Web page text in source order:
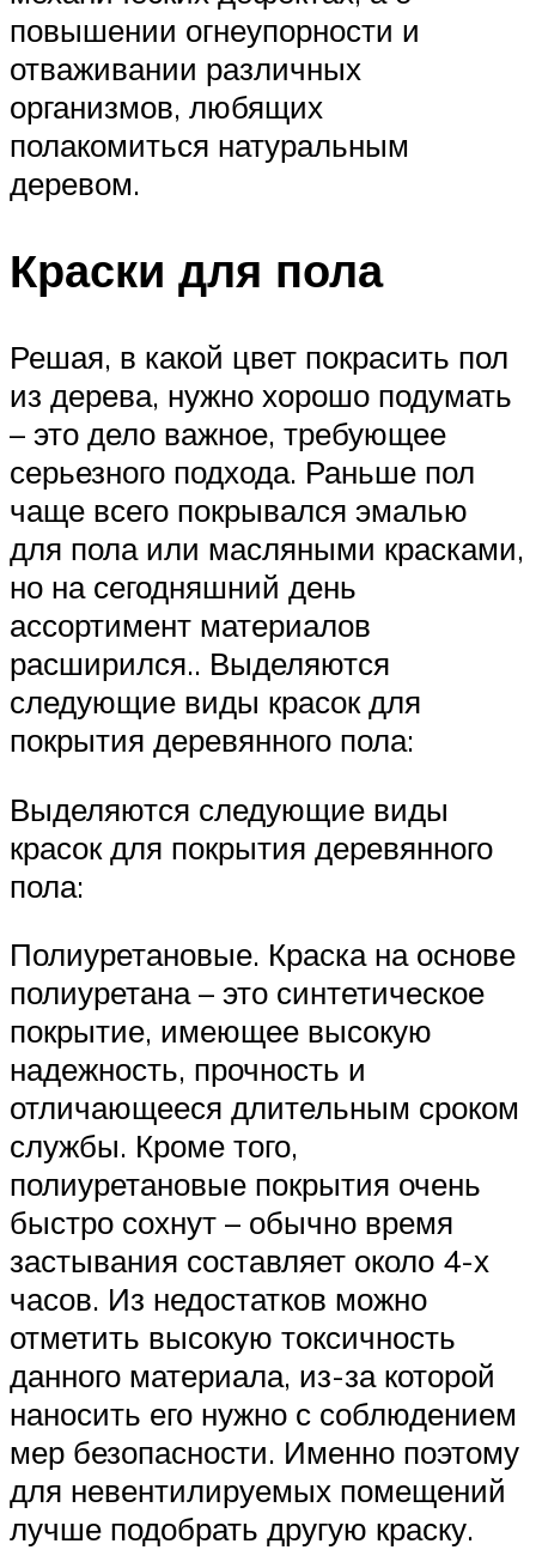
повышении огнеупорности и
отваживании различных
организмов, любящих
полакомиться натуральным
деревом.
Краски для пола
Решая, в какой цвет покрасить пол
из дерева, нужно хорошо подумать
– это дело важное, требующее
серьезного подхода. Раньше пол
чаще всего покрывался эмалью
для пола или масляными красками,
но на сегодняшний день
ассортимент материалов
расширился.. Выделяются
следующие виды красок для
покрытия деревянного пола:
Выделяются следующие виды
красок для покрытия деревянного
пола:
Полиуретановые. Краска на основе
полиуретана – это синтетическое
покрытие, имеющее высокую
надежность, прочность и
отличающееся длительным сроком
службы. Кроме того,
полиуретановые покрытия очень
быстро сохнут – обычно время
застывания составляет около 4-х
часов. Из недостатков можно
отметить высокую токсичность
данного материала, из-за которой
наносить его нужно с соблюдением
мер безопасности. Именно поэтому
для невентилируемых помещений
лучше подобрать другую краску.